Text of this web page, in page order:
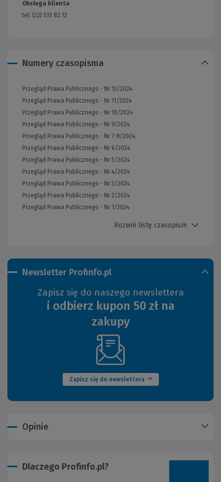
Newsletter Profinfo.pl
Zapisz się do naszego newslettera
i odbierz kupon 50 zł na
zakupy
Zapisz się do newslettera
(Nowe
okno)
Obsługa klienta
tel: (22) 535 82 72
Numery czasopisma
Przegląd Prawa Publicznego - Nr 12/2024
Przegląd Prawa Publicznego - Nr 11/2024
Przegląd Prawa Publicznego - Nr 10/2024
Przegląd Prawa Publicznego - Nr 9/2024
Przegląd Prawa Publicznego - Nr 7-8/2024
Przegląd Prawa Publicznego - Nr 6/2024
Przegląd Prawa Publicznego - Nr 5/2024
Przegląd Prawa Publicznego - Nr 4/2024
Przegląd Prawa Publicznego - Nr 3/2024
Przegląd Prawa Publicznego - Nr 2/2024
Przegląd Prawa Publicznego - Nr 1/2024
Rozwiń listę czasopism
Opinie
Dlaczego Profinfo.pl?